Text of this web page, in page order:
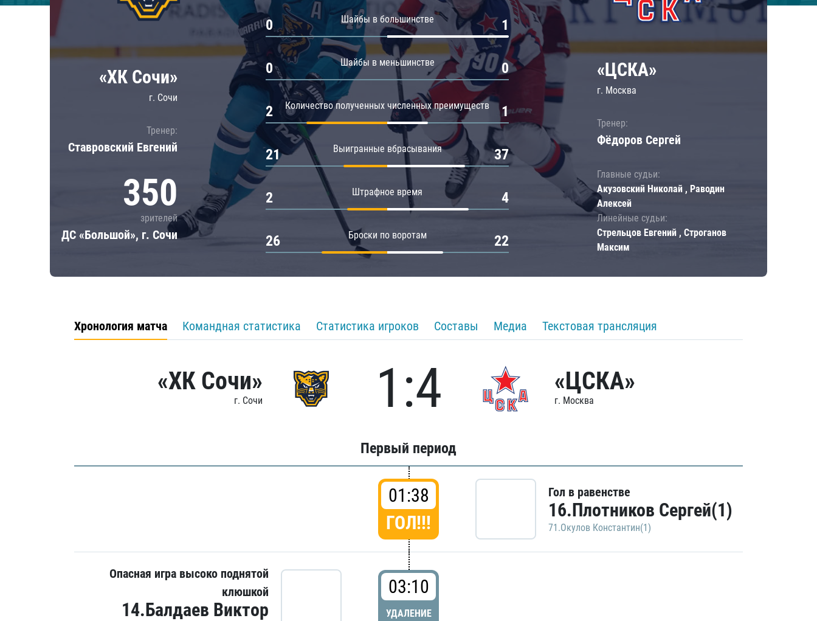
Локомотив
ЦСКА
Шанхайские Драконы
Амур
Барыс
Салават Юлаев
«ХК Сочи»
г. Сочи
Тренер:
Ставровский Евгений
350
зрителей
ДС «Большой», г. Сочи
Шайбы в большинстве
0 1
Шайбы в меньшинстве
0 0
Количество полученных численных преимуществ
2 1
Выигранные вбрасывания
21 37
Штрафное время
2 4
Броски по воротам
26 22
«ЦСКА»
г. Москва
Тренер:
Фёдоров Сергей
Главные судьи:
Акузовский Николай , Раводин
Алексей
Линейные судьи:
Стрельцов Евгений , Строганов
Максим
Хронология матча Командная статистика Статистика игроков Составы Медиа Текстовая трансляция
«ХК Сочи»
г. Сочи 1:4 «ЦСКА»
г. Москва
Первый период
01:38
ГОЛ!!!
Гол в равенстве
16.Плотников Сергей(1)
71.Окулов Константин(1)
Опасная игра высоко поднятой
клюшкой
14.Балдаев Виктор
03:10
УДАЛЕНИЕ